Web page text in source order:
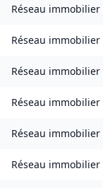
Réseau immobilier
Réseau immobilier
Réseau immobilier
Réseau immobilier
Réseau immobilier
Réseau immobilier